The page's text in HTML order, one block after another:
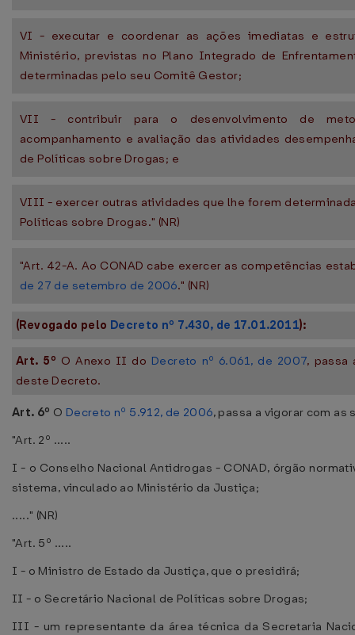
VI - executar e coordenar as ações imediatas e
Ministério, previstas no Plano Integrado de
determinadas pelo seu Comitê Gestor;
VII - contribuir para o desenvolvimento de
acompanhamento e avaliação das atividades
de Políticas sobre Drogas; e
VIII - exercer outras atividades que lhe forem
Políticas sobre Drogas." (NR)
"Art. 42-A. Ao CONAD cabe exercer as competências
de 27 de setembro de 2006." (NR)
(Revogado pelo Decreto nº 7.430, de 17.01.2011):
Art. 5º O Anexo II do Decreto nº 6.061, de 2007, passa
deste Decreto.
Art. 6º O Decreto nº 5.912, de 2006, passa a vigorar com
"Art. 2º .....
I - o Conselho Nacional Antidrogas - CONAD, órgão
sistema, vinculado ao Ministério da Justiça;
....." (NR)
"Art. 5º .....
I - o Ministro de Estado da Justiça, que o presidirá;
II - o Secretário Nacional de Políticas sobre Drogas;
III - um representante da área técnica da Secretaria